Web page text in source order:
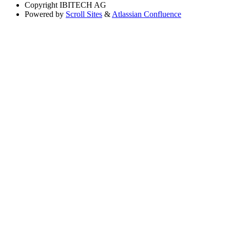
Copyright IBITECH AG
Powered by Scroll Sites & Atlassian Confluence